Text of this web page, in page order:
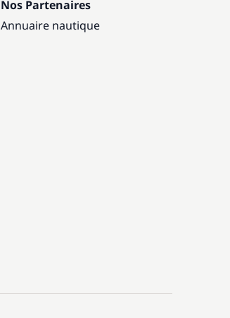
Nos Partenaires
Annuaire nautique